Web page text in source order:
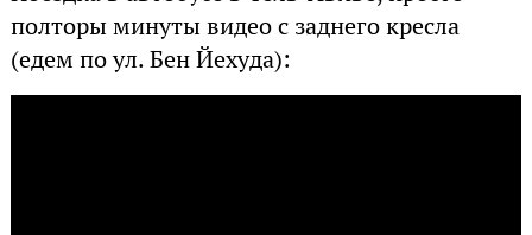
полторы минуты видео с заднего кресла
(едем по ул. Бен Йехуда):